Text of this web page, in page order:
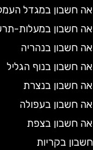
במגדל העמק
במעלות-תרשיחא
בנהריה
בנוף הגליל
בנצרת
בעפולה
בצפת
בקריות